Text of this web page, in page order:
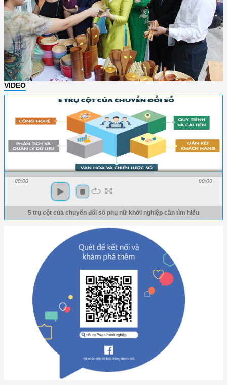
VIDEO
00:00 00:00
5 trụ cột của chuyển đổi số phụ nữ khởi nghiệp cần tìm hiểu